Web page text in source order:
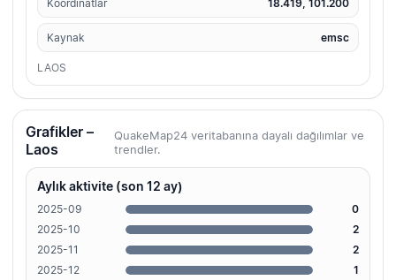
Koordinatlar 18.419, 101.200
Kaynak emsc
LAOS
Grafikler –
Laos
QuakeMap24 veritabanına dayalı dağılımlar ve
trendler.
Aylık aktivite (son 12 ay)
2025-09
0
2025-10
2
2025-11
2
2025-12
1